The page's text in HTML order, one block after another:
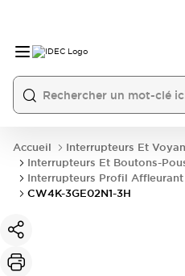
Accueil
Interrupteurs Et
Interrupteurs Et Boutons-
Interrupteurs Profil Affleurant
CW4K-3GE02N1-3H